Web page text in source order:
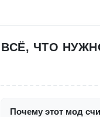
ВСЁ, ЧТО
Почему этот мод